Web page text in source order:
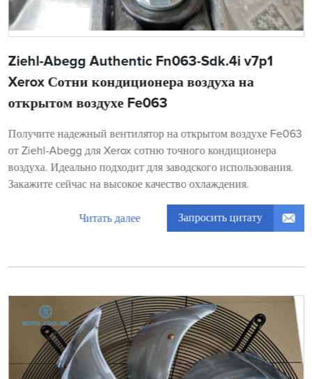
Ziehl-Abegg Authentic Fn063-Sdk.4i v7p1
Xerox Сотни кондиционера воздуха на
открытом воздухе Fe063
Получите надежный вентилятор на открытом воздухе Fe063
от Ziehl-Abegg для Xerox сотню точного кондиционера
воздуха. Идеально подходит для заводского использования.
Закажите сейчас на высокое качество охлаждения.
Читать далее Запросить цитату